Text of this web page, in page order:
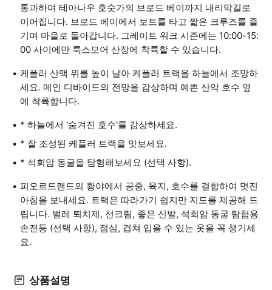
통과하며 테아나우 호숫가의 브로드 베이까지 내리막길로
이어집니다. 브로드 베이에서 보트를 타고 짧은 크루즈를 즐
기며 마을로 돌아갑니다. 그레이트 워크 시즌에는 10:00-15:
00 사이에만 룩스모어 산장에 착륙할 수 있습니다.
케플러 산맥 위를 높이 날아 케플러 트랙을 하늘에서 조망하
세요. 메인 디바이드의 전망을 감상하며 예쁜 산악 호수 옆
에 착륙합니다.
* 하늘에서 '숨겨진 호수'를 감상하세요.
* 잘 조성된 케플러 트랙을 맛보세요.
* 석회암 동굴을 탐험해보세요 (선택 사항).
피오르드랜드의 황야에서 공중, 육지, 호수를 결합하여 멋진
아침을 보내세요. 트랙은 따라가기 쉽지만 지도를 제공해 드
립니다. 벌레 퇴치제, 선크림, 좋은 신발, 석회암 동굴 탐험용
손전등 (선택 사항), 점심, 겹쳐 입을 수 있는 옷을 꼭 챙기세
요.
상품설명